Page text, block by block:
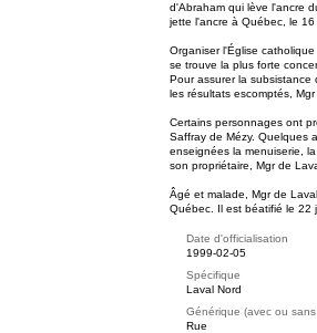
d'Abraham qui lève l'ancre
jette l'ancre à Québec, le 16
Organiser l'Église
se trouve la plus forte
Pour assurer la
les résultats escomptés,
Certains personnages ont
Saffray de Mézy. Quelques
enseignées la menuiserie,
son propriétaire, Mgr de
Âgé et malade, Mgr de
Québec. Il est béatifié le 22
Date d'officialisation
1999-02-05
Spécifique
Laval Nord
Générique (avec ou
Rue